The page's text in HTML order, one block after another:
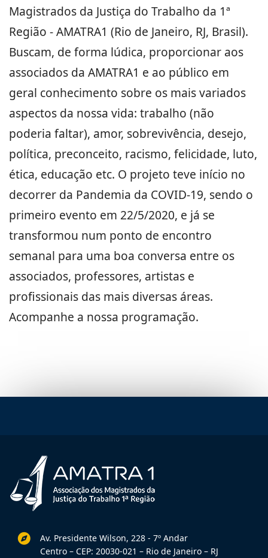
Magistrados da Justiça do Trabalho da 1ª
Região - AMATRA1 (Rio de Janeiro, RJ, Brasil).
Buscam, de forma lúdica, proporcionar aos
associados da AMATRA1 e ao público em
geral conhecimento sobre os mais variados
aspectos da nossa vida: trabalho (não
poderia faltar), amor, sobrevivência, desejo,
política, preconceito, racismo, felicidade, luto,
ética, educação etc. O projeto teve início no
decorrer da Pandemia da COVID-19, sendo o
primeiro evento em 22/5/2020, e já se
transformou num ponto de encontro
semanal para uma boa conversa entre os
associados, professores, artistas e
profissionais das mais diversas áreas.
Acompanhe a nossa programação.
Av. Presidente Wilson, 228 - 7º Andar
Centro – CEP: 20030-021 – Rio de Janeiro – RJ